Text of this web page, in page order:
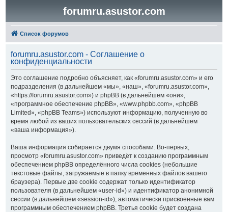
forumru.asustor.com
Список форумов
forumru.asustor.com - Соглашение о
конфиденциальности
Это соглашение подробно объясняет, как «forumru.asustor.com» и его
подразделения (в дальнейшем «мы», «наш», «forumru.asustor.com»,
«https://forumru.asustor.com») и phpBB (в дальнейшем «они»,
«программное обеспечение phpBB», «www.phpbb.com», «phpBB
Limited», «phpBB Teams») используют информацию, полученную во
время любой из ваших пользовательских сессий (в дальнейшем
«ваша информация»).
Ваша информация собирается двумя способами. Во-первых,
просмотр «forumru.asustor.com» приведёт к созданию программным
обеспечением phpBB определённого числа cookies (небольшие
текстовые файлы, загружаемые в папку временных файлов вашего
браузера). Первые две cookie содержат только идентификатор
пользователя (в дальнейшем «user-id») и идентификатор анонимной
сессии (в дальнейшем «session-id»), автоматически присвоенные вам
программным обеспечением phpBB. Третья cookie будет создана